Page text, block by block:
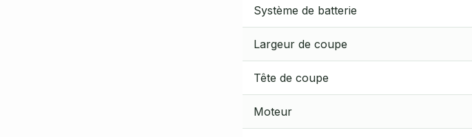
Système de batterie
Largeur de coupe
Tête de coupe
Moteur